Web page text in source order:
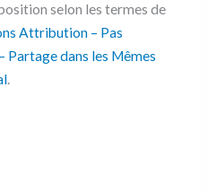
selon les termes de
Attribution – Pas
Partage dans les Mêmes
.